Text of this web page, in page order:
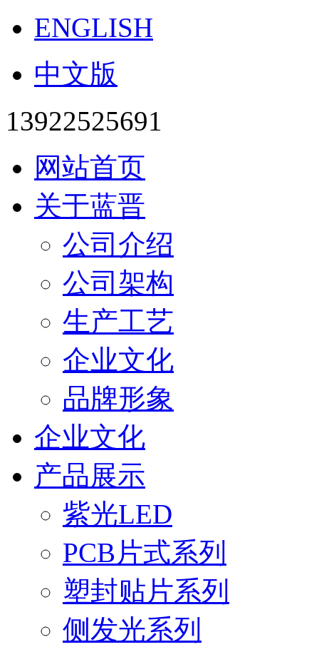
ENGLISH
中文版
13922525691
网站首页
关于蓝晋
公司介绍
公司架构
生产工艺
企业文化
品牌形象
企业文化
产品展示
紫光LED
PCB片式系列
塑封贴片系列
侧发光系列